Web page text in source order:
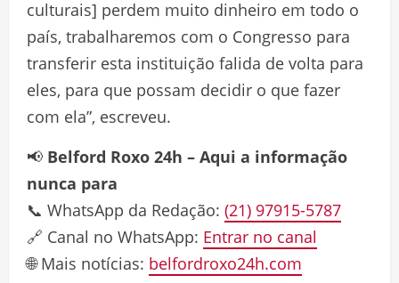
culturais] perdem muito dinheiro em todo o
país, trabalharemos com o Congresso para
transferir esta instituição falida de volta para
eles, para que possam decidir o que fazer
com ela”, escreveu.
📢 Belford Roxo 24h – Aqui a informação
nunca para
📞 WhatsApp da Redação: (21) 97915-5787
🔗 Canal no WhatsApp: Entrar no canal
🌐 Mais notícias: belfordroxo24h.com